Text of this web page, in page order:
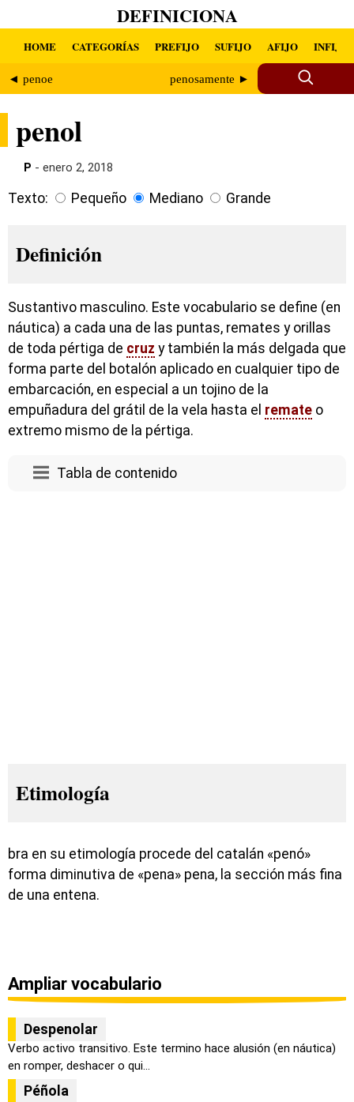
DEFINICIONA
HOME CATEGORÍAS PREFIJO SUFIJO AFIJO INFIJO
◄ penoe penosamente ►
penol
P - enero 2, 2018
Texto: Pequeño Mediano Grande
Definición
Sustantivo masculino. Este vocabulario se define (en
náutica) a cada una de las puntas, remates y orillas
de toda pértiga de cruz y también la más delgada que
forma parte del botalón aplicado en cualquier tipo de
embarcación, en especial a un tojino de la
empuñadura del grátil de la vela hasta el remate o
extremo mismo de la pértiga.
Tabla de contenido
Etimología
bra en su etimología procede del catalán «penó»
forma diminutiva de «pena» pena, la sección más fina
de una entena.
Ampliar vocabulario
Despenolar
Verbo activo transitivo. Este termino hace alusión (en náutica)
en romper, deshacer o qui...
Péñola